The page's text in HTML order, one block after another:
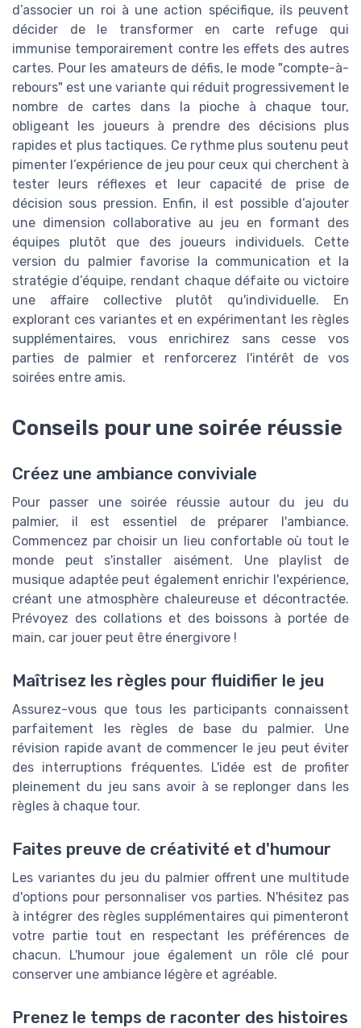
d’associer un roi à une action spécifique, ils peuvent
décider de le transformer en carte refuge qui
immunise temporairement contre les effets des autres
cartes. Pour les amateurs de défis, le mode "compte-à-
rebours" est une variante qui réduit progressivement le
nombre de cartes dans la pioche à chaque tour,
obligeant les joueurs à prendre des décisions plus
rapides et plus tactiques. Ce rythme plus soutenu peut
pimenter l’expérience de jeu pour ceux qui cherchent à
tester leurs réflexes et leur capacité de prise de
décision sous pression. Enfin, il est possible d’ajouter
une dimension collaborative au jeu en formant des
équipes plutôt que des joueurs individuels. Cette
version du palmier favorise la communication et la
stratégie d’équipe, rendant chaque défaite ou victoire
une affaire collective plutôt qu'individuelle. En
explorant ces variantes et en expérimentant les règles
supplémentaires, vous enrichirez sans cesse vos
parties de palmier et renforcerez l'intérêt de vos
soirées entre amis.
Conseils pour une soirée réussie
Créez une ambiance conviviale
Pour passer une soirée réussie autour du jeu du
palmier, il est essentiel de préparer l'ambiance.
Commencez par choisir un lieu confortable où tout le
monde peut s'installer aisément. Une playlist de
musique adaptée peut également enrichir l'expérience,
créant une atmosphère chaleureuse et décontractée.
Prévoyez des collations et des boissons à portée de
main, car jouer peut être énergivore !
Maîtrisez les règles pour fluidifier le jeu
Assurez-vous que tous les participants connaissent
parfaitement les règles de base du palmier. Une
révision rapide avant de commencer le jeu peut éviter
des interruptions fréquentes. L'idée est de profiter
pleinement du jeu sans avoir à se replonger dans les
règles à chaque tour.
Faites preuve de créativité et d'humour
Les variantes du jeu du palmier offrent une multitude
d'options pour personnaliser vos parties. N'hésitez pas
à intégrer des règles supplémentaires qui pimenteront
votre partie tout en respectant les préférences de
chacun. L'humour joue également un rôle clé pour
conserver une ambiance légère et agréable.
Prenez le temps de raconter des histoires